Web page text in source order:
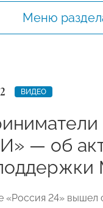
Меню
ВИДЕО
— об
«Россия 24» вышел